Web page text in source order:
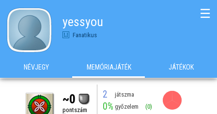
yessyou
Fanatikus
☰
NÉVJEGY MEMÓRIAJÁTÉK JÁTÉKOK
~0
pontszám
2 játszma
0% győzelem (0)